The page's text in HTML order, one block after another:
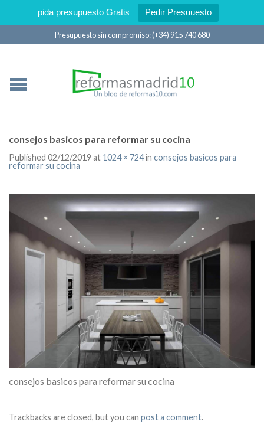
pida presupuesto Gratis Pedir Presuuesto
Presupuesto sin compromiso: (+34) 915 740 680
consejos basicos para reformar su cocina
Published 02/12/2019 at 1024 × 724in consejos basicos para
reformar su cocina
consejos basicos para reformar su cocina
Trackbacks are closed, but you can post a comment.